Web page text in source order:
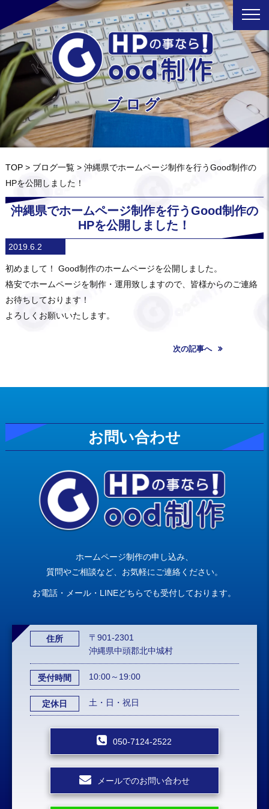
ブログ
TOP> ブログ一覧> 沖縄県でホームページ制作を行うGood制作の
HPを公開しました！
沖縄県でホームページ制作を行うGood制作の
HPを公開しました！
2019.6.2
初めまして！ Good制作のホームページを公開しました。
格安でホームページを制作・運用致しますので、皆様からのご連絡
お待ちしております！
よろしくお願いいたします。
次の記事へ
お問い合わせ
ホームページ制作の申し込み、
質問やご相談など、お気軽にご連絡ください。
お電話・メール・LINEどちらでも受付しております。
住所
〒901-2301
沖縄県中頭郡北中城村
受付時間 10:00～19:00
定休日 土・日・祝日
050-7124-2522
メールでのお問い合わせ